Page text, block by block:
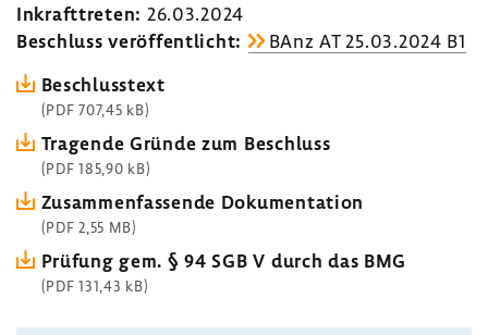
Inkraft­treten: 26.03.2024
Beschluss veröf­fent­licht:
BAnz AT 25.03.2024 B1
Beschluss­text
(PDF 707,45 kB)
Tragende Gründe zum Beschluss
(PDF 185,90 kB)
Zusam­men­fas­sende Doku­men­ta­tion
(PDF 2,55 MB)
Prüfung gem. § 94 SGB V durch das BMG
(PDF 131,43 kB)